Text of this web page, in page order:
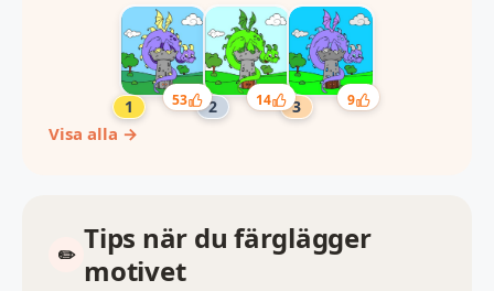
53 14 9
Visa alla →
Tips när du färglägger
motivet